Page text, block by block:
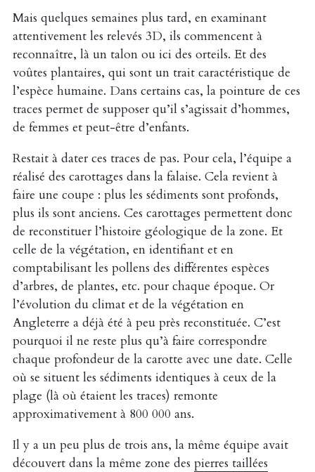
Mais quelques semaines plus tard, en examinant
attentivement les relevés 3D, ils commencent à
reconnaître, là un talon ou ici des orteils. Et des
voûtes plantaires, qui sont un trait caractéristique de
l’espèce humaine. Dans certains cas, la pointure de ces
traces permet de supposer qu’il s’agissait d’hommes,
de femmes et peut-être d’enfants.
Restait à dater ces traces de pas. Pour cela, l’équipe a
réalisé des carottages dans la falaise. Cela revient à
faire une coupe : plus les sédiments sont profonds,
plus ils sont anciens. Ces carottages permettent donc
de reconstituer l’histoire géologique de la zone. Et
celle de la végétation, en identifiant et en
comptabilisant les pollens des différentes espèces
d’arbres, de plantes, etc. pour chaque époque. Or
l’évolution du climat et de la végétation en
Angleterre a déjà été à peu près reconstituée. C’est
pourquoi il ne reste plus qu’à faire correspondre
chaque profondeur de la carotte avec une date. Celle
où se situent les sédiments identiques à ceux de la
plage (là où étaient les traces) remonte
approximativement à 800 000 ans.
Il y a un peu plus de trois ans, la même équipe avait
découvert dans la même zone des pierres taillées